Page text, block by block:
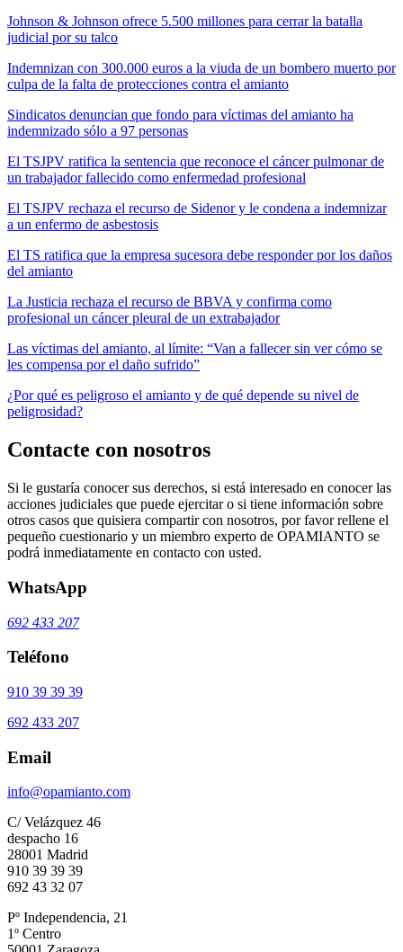
Johnson & Johnson ofrece 5.500 millones para cerrar la batalla
judicial por su talco
Indemnizan con 300.000 euros a la viuda de un bombero muerto por
culpa de la falta de protecciones contra el amianto
Sindicatos denuncian que fondo para víctimas del amianto ha
indemnizado sólo a 97 personas
El TSJPV ratifica la sentencia que reconoce el cáncer pulmonar de
un trabajador fallecido como enfermedad profesional
El TSJPV rechaza el recurso de Sidenor y le condena a indemnizar
a un enfermo de asbestosis
El TS ratifica que la empresa sucesora debe responder por los daños
del amianto
La Justicia rechaza el recurso de BBVA y confirma como
profesional un cáncer pleural de un extrabajador
Las víctimas del amianto, al límite: “Van a fallecer sin ver cómo se
les compensa por el daño sufrido”
¿Por qué es peligroso el amianto y de qué depende su nivel de
peligrosidad?
Contacte con nosotros
Si le gustaría conocer sus derechos, si está interesado en conocer las
acciones judiciales que puede ejercitar o si tiene información sobre
otros casos que quisiera compartir con nosotros, por favor rellene el
pequeño cuestionario y un miembro experto de OPAMIANTO se
podrá inmediatamente en contacto con usted.
WhatsApp
692 433 207
Teléfono
910 39 39 39
692 433 207
Email
info@opamianto.com
C/ Velázquez 46
despacho 16
28001 Madrid
910 39 39 39
692 43 32 07
Pº Independencia, 21
1º Centro